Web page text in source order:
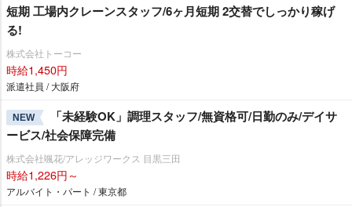
短期 工場内クレーンスタッフ/6ヶ月短期 2交替でしっかり稼げ
る!
株式会社トーコー
時給1,450円
派遣社員 / 大阪府
NEW
「未経験OK」調理スタッフ/無資格可/日勤のみ/デイサ
ービス/社会保障完備
株式会社颯花/アレッジワークス 目黒三田
時給1,226円～
アルバイト・パート / 東京都